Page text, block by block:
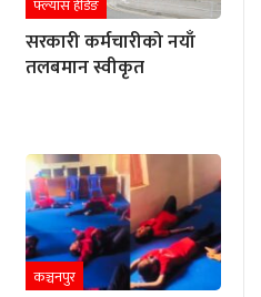
फ्ल्यास हेडिङ
सरकारी कर्मचारीको नयाँ
तलबमान स्वीकृत
कञ्चनपुर